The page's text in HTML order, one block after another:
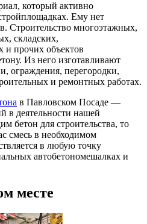
который активно
Ему нет
Строительство многоэтажных,
складских,
и прочих объектов
Из него изготавливают
ограждения, перегородки,
и ремонтных работах.
в Павловском Посаде —
в деятельности нашей
бетон для строительства, то
смесь в необходимом
в любую точку
автобетономешалках и
месте